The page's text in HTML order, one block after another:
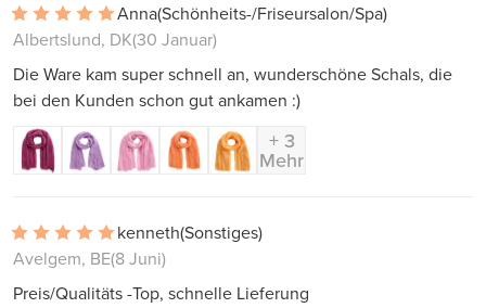
Anna(Schönheits-/Friseursalon/Spa)
Albertslund, DK(30 Januar)
Die Ware kam super schnell an, wunderschöne Schals, die
bei den Kunden schon gut ankamen :)
+ 3
Mehr
kenneth(Sonstiges)
Avelgem, BE(8 Juni)
Preis/Qualitäts -Top, schnelle Lieferung